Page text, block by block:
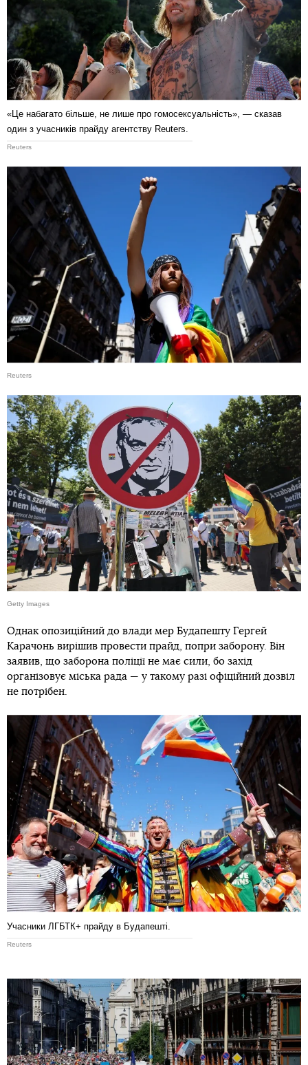
«Це набагато більше, не лише про гомосексуальність», — сказав
один з учасників прайду агентству Reuters.
Reuters
Reuters
Getty Images
Однак опозиційний до влади мер Будапешту Гергей
Карачонь вирішив провести прайд, попри заборону. Він
заявив, що заборона поліції не має сили, бо захід
організовує міська рада — у такому разі офіційний дозвіл
не потрібен.
Учасники ЛГБТК+ прайду в Будапешті.
Reuters